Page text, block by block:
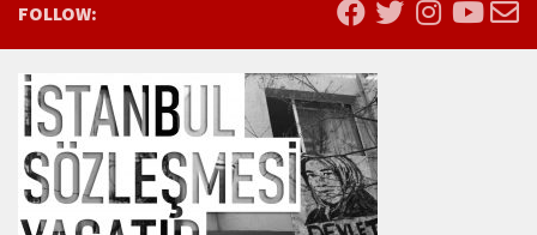
FOLLOW: